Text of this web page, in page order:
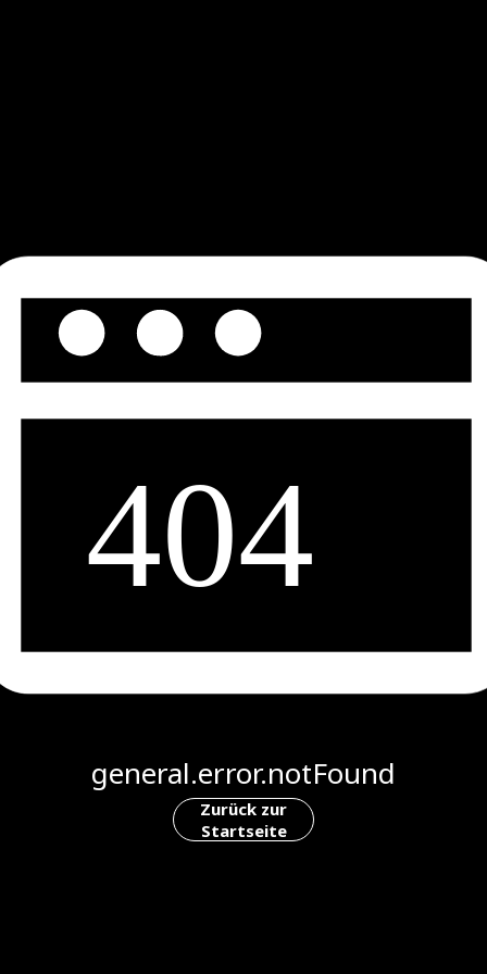
general.error.notFound
Zurück zur
Startseite